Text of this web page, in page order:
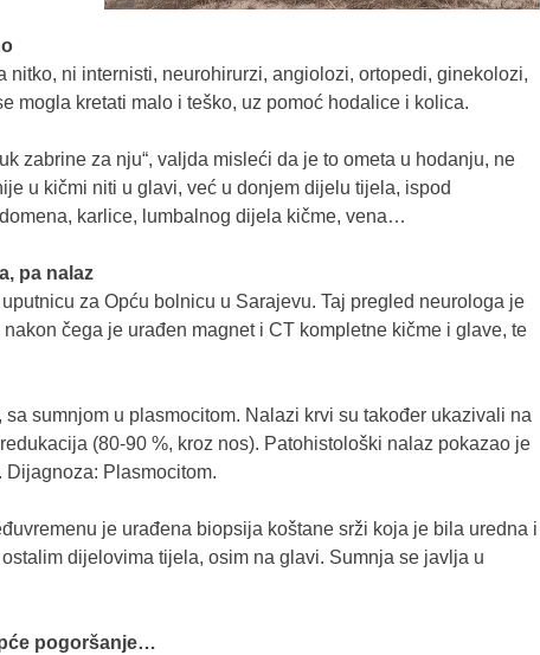
ni internisti, neurohirurzi, angiolozi, ortopedi, ginekolozi,
mogla kretati malo i teško, uz pomoć hodalice i kolica.
zabrine za nju“, valjda misleći da je to ometa u hodanju, ne
u kičmi niti u glavi, već u donjem dijelu tijela, ispod
karlice, lumbalnog dijela kičme, vena…
pa nalaz
za Opću bolnicu u Sarajevu. Taj pregled neurologa je
čega je urađen magnet i CT kompletne kičme i glave, te
sumnjom u plasmocitom. Nalazi krvi su također ukazivali na
(80-90 %, kroz nos). Patohistološki nalaz pokazao je
Plasmocitom.
je urađena biopsija koštane srži koja je bila uredna i
dijelovima tijela, osim na glavi. Sumnja se javlja u
pogoršanje…